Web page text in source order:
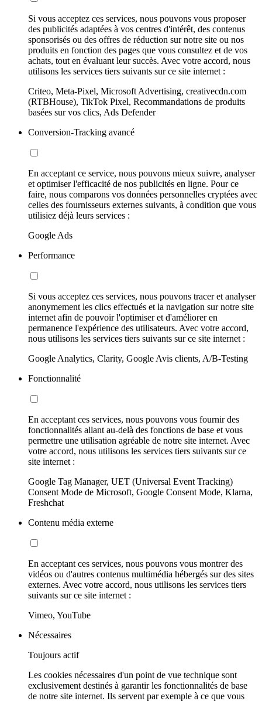
Si vous acceptez ces services, nous pouvons vous proposer
des publicités adaptées à vos centres d'intérêt, des contenus
sponsorisés ou des offres de réduction sur notre site ou nos
produits en fonction des pages que vous consultez et de vos
achats, tout en évaluant leur succès. Avec votre accord, nous
utilisons les services tiers suivants sur ce site internet :
Criteo, Meta-Pixel, Microsoft Advertising, creativecdn.com
(RTBHouse), TikTok Pixel, Recommandations de produits
basées sur vos clics, Ads Defender
Conversion-Tracking avancé
En acceptant ce service, nous pouvons mieux suivre, analyser
et optimiser l'efficacité de nos publicités en ligne. Pour ce
faire, nous comparons vos données personnelles cryptées avec
celles des fournisseurs externes suivants, à condition que vous
utilisiez déjà leurs services :
Google Ads
Performance
Si vous acceptez ces services, nous pouvons tracer et analyser
anonymement les clics effectués et la navigation sur notre site
internet afin de pouvoir l'optimiser et d'améliorer en
permanence l'expérience des utilisateurs. Avec votre accord,
nous utilisons les services tiers suivants sur ce site internet :
Google Analytics, Clarity, Google Avis clients, A/B-Testing
Fonctionnalité
En acceptant ces services, nous pouvons vous fournir des
fonctionnalités allant au-delà des fonctions de base et vous
permettre une utilisation agréable de notre site internet. Avec
votre accord, nous utilisons les services tiers suivants sur ce
site internet :
Google Tag Manager, UET (Universal Event Tracking)
Consent Mode de Microsoft, Google Consent Mode, Klarna,
Freshchat
Contenu média externe
En acceptant ces services, nous pouvons vous montrer des
vidéos ou d'autres contenus multimédia hébergés sur des sites
externes. Avec votre accord, nous utilisons les services tiers
suivants sur ce site internet :
Vimeo, YouTube
Nécessaires
Toujours actif
Les cookies nécessaires d'un point de vue technique sont
exclusivement destinés à garantir les fonctionnalités de base
de notre site internet. Ils servent par exemple à ce que vous